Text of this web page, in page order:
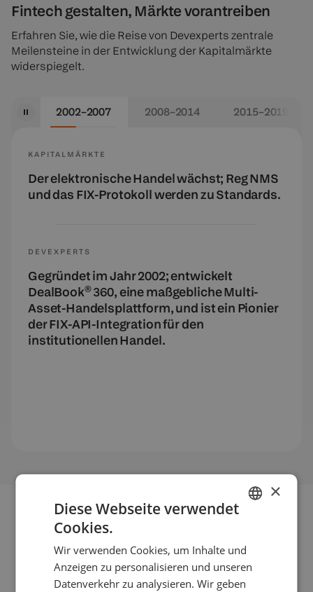
Fintech gestalten, Märkte vorantreiben
Erfahren Sie, wie die Reise von Devexperts zentrale
Meilensteine in der Entwicklung der Kapitalmärkte
widerspiegelt.
2002–2007 2008–2014 2015–2019
KAPITALMÄRKTE
Der elektronische Handel wächst; Reg NMS
und das FIX-Protokoll werden zu Standards.
DEVEXPERTS
Gegründet im Jahr 2002; entwickelt
DealBook® 360, eine maßgebliche Multi-
Asset-Handelsplattform, und ist ein Pionier
der FIX-API-Integration für den
institutionellen Handel.
UNSERE PARTNER GERMAN
×
Diese Webseite verwendet
Cookies.
Wir verwenden Cookies, um Inhalte und
Anzeigen zu personalisieren und unseren
Datenverkehr zu analysieren. Wir geben